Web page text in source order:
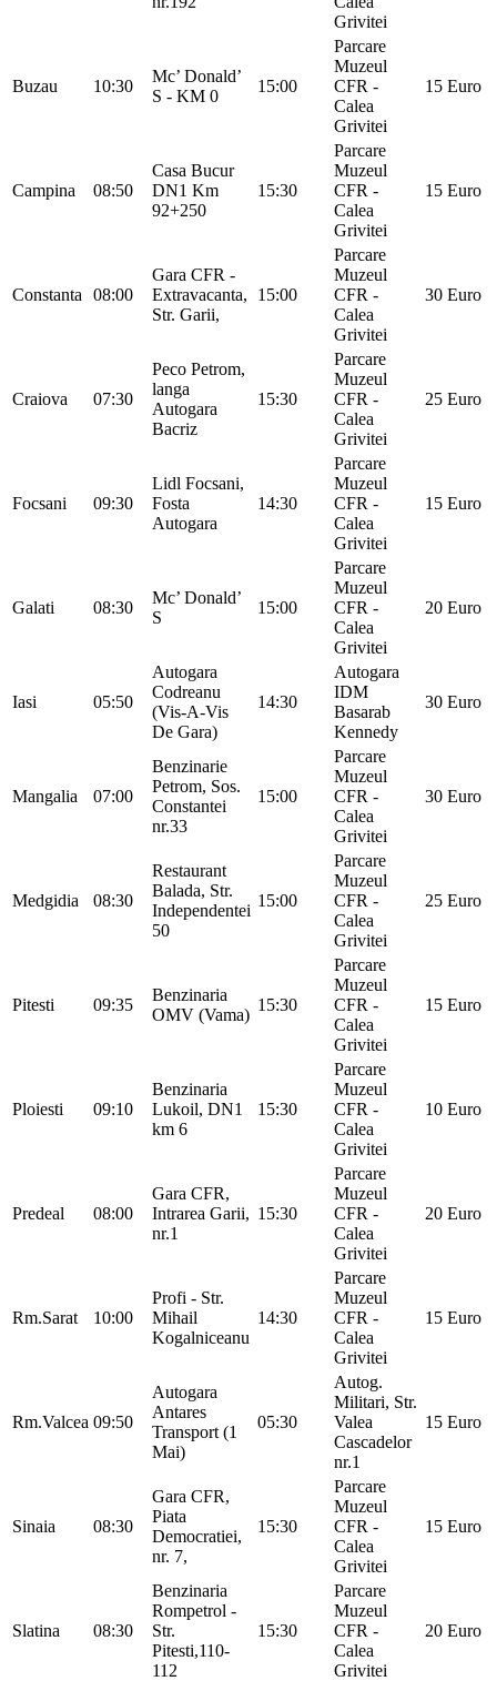
Grivitei
Buzau 10:30
Mc’ Donald’
S - KM 0
15:00
Parcare
Muzeul
CFR -
Calea
Grivitei
15 Euro
Campina 08:50
Casa Bucur
DN1 Km
92+250
15:30
Parcare
Muzeul
CFR -
Calea
Grivitei
15 Euro
Constanta 08:00
Gara CFR -
Extravacanta,
Str. Garii,
15:00
Parcare
Muzeul
CFR -
Calea
Grivitei
30 Euro
Craiova 07:30
Peco Petrom,
langa
Autogara
Bacriz
15:30
Parcare
Muzeul
CFR -
Calea
Grivitei
25 Euro
Focsani 09:30
Lidl Focsani,
Fosta
Autogara
14:30
Parcare
Muzeul
CFR -
Calea
Grivitei
15 Euro
Galati 08:30
Mc’ Donald’
S
15:00
Parcare
Muzeul
CFR -
Calea
Grivitei
20 Euro
Iasi 05:50
Autogara
Codreanu
(Vis-A-Vis
De Gara)
14:30
Autogara
IDM
Basarab
Kennedy
30 Euro
Mangalia 07:00
Benzinarie
Petrom, Sos.
Constantei
nr.33
15:00
Parcare
Muzeul
CFR -
Calea
Grivitei
30 Euro
Medgidia 08:30
Restaurant
Balada, Str.
Independentei
50
15:00
Parcare
Muzeul
CFR -
Calea
Grivitei
25 Euro
Pitesti 09:35
Benzinaria
OMV (Vama)
15:30
Parcare
Muzeul
CFR -
Calea
Grivitei
15 Euro
Ploiesti 09:10
Benzinaria
Lukoil, DN1
km 6
15:30
Parcare
Muzeul
CFR -
Calea
Grivitei
10 Euro
Predeal 08:00
Gara CFR,
Intrarea Garii,
nr.1
15:30
Parcare
Muzeul
CFR -
Calea
Grivitei
20 Euro
Rm.Sarat 10:00
Profi - Str.
Mihail
Kogalniceanu
14:30
Parcare
Muzeul
CFR -
Calea
Grivitei
15 Euro
Rm.Valcea 09:50
Autogara
Antares
Transport (1
Mai)
05:30
Autog.
Militari, Str.
Valea
Cascadelor
nr.1
15 Euro
Sinaia 08:30
Gara CFR,
Piata
Democratiei,
nr. 7,
15:30
Parcare
Muzeul
CFR -
Calea
Grivitei
15 Euro
Slatina 08:30
Benzinaria
Rompetrol -
Str.
Pitesti,110-
112
15:30
Parcare
Muzeul
CFR -
Calea
Grivitei
20 Euro